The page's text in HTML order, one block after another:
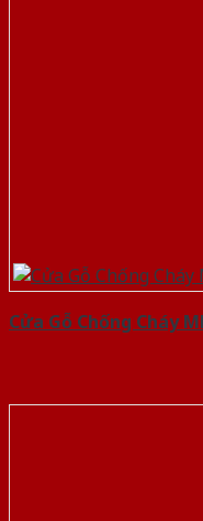
Cửa Gỗ Chống Cháy